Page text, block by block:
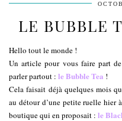
LE BUBBLE
Hello tout le monde !
Un article pour vous faire part
parler partout : le Bubble Tea !
Cela faisait déjà quelques mois
au détour d’une petite ruelle hier
boutique qui en proposait : le